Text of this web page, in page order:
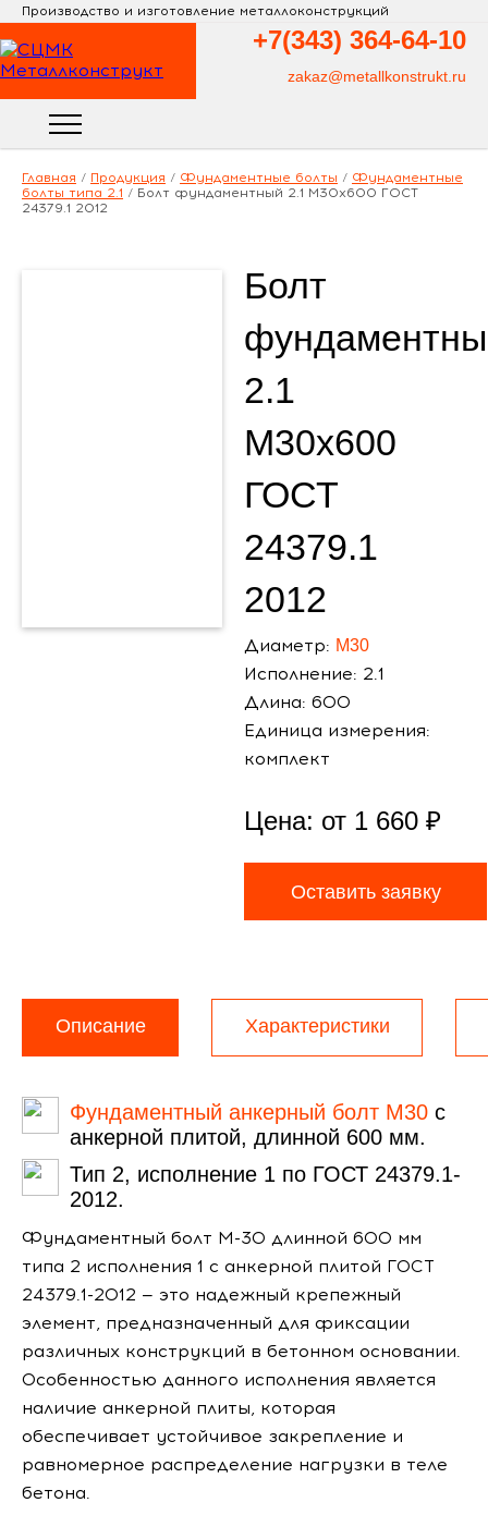
Производство и изготовление металлоконструкций
+7(343) 364-64-10
zakaz@metallkonstrukt.ru
Главная / Продукция / Фундаментные болты / Фундаментные
болты типа 2.1 / Болт фундаментный 2.1 М30х600 ГОСТ
24379.1 2012
Болт
2.1
М30х600
ГОСТ
24379.1
2012
Диаметр: М30
Исполнение: 2.1
Длина: 600
Единица измерения:
комплект
Цена: от 1 660 ₽
Оставить заявку
Описание Характеристики
Фундаментный анкерный болт М30 с
анкерной плитой, длинной 600 мм.
Тип 2, исполнение 1 по ГОСТ 24379.1-
2012.
Фундаментный болт М-30 длинной 600 мм
типа 2 исполнения 1 с анкерной плитой ГОСТ
24379.1-2012 — это надежный крепежный
элемент, предназначенный для фиксации
различных конструкций в бетонном основании.
Особенностью данного исполнения является
наличие анкерной плиты, которая
обеспечивает устойчивое закрепление и
равномерное распределение нагрузки в теле
бетона.